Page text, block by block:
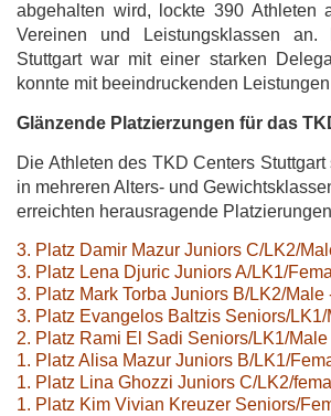
abgehalten wird, lockte 390 Athleten
Vereinen und Leistungsklassen
Stuttgart war mit einer starken
konnte mit beeindruckenden
Glänzende Platzierzungen für das
Die Athleten des TKD Centers
in mehreren Alters- und
erreichten herausragende
3. Platz Damir Mazur Juniors C/LK2/
3. Platz Lena Djuric Juniors A/LK1/
3. Platz Mark Torba Juniors B/LK2/Male
3. Platz Evangelos Baltzis Seniors/LK1/
2. Platz Rami El Sadi Seniors/LK1/Male
1. Platz Alisa Mazur Juniors B/LK1/
1. Platz Lina Ghozzi Juniors C/LK2/
1. Platz Kim Vivian Kreuzer Seniors/